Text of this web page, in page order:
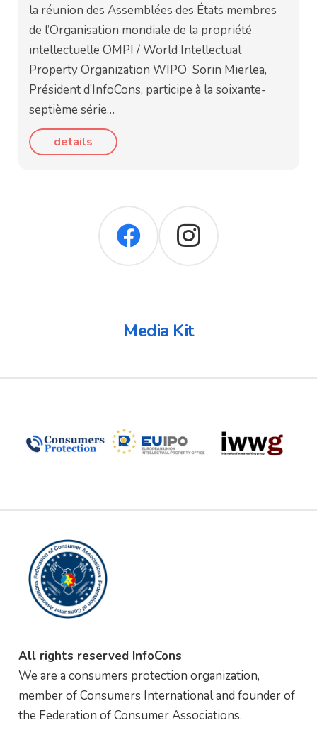
la réunion des Assemblées des États membres
de l’Organisation mondiale de la propriété
intellectuelle OMPI / World Intellectual
Property Organization WIPO Sorin Mierlea,
Président d’InfoCons, participe à la soixante-
septième série…
details
Media Kit
All rights reserved InfoCons
We are a consumers protection organization,
member of Consumers International and founder of
the Federation of Consumer Associations.